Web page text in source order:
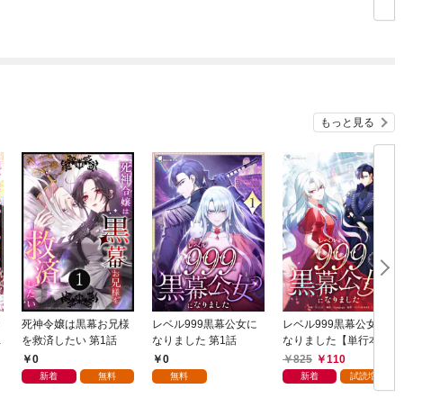
もっと見る
死神令嬢は黒幕お兄様
を救済したい 第1話
0
新着 無料
レベル999黒幕公女に
なりました 第1話
0
無料
レベル999黒幕公女に
なりました【単行本
版】 1巻
825 110
新着 試読増量